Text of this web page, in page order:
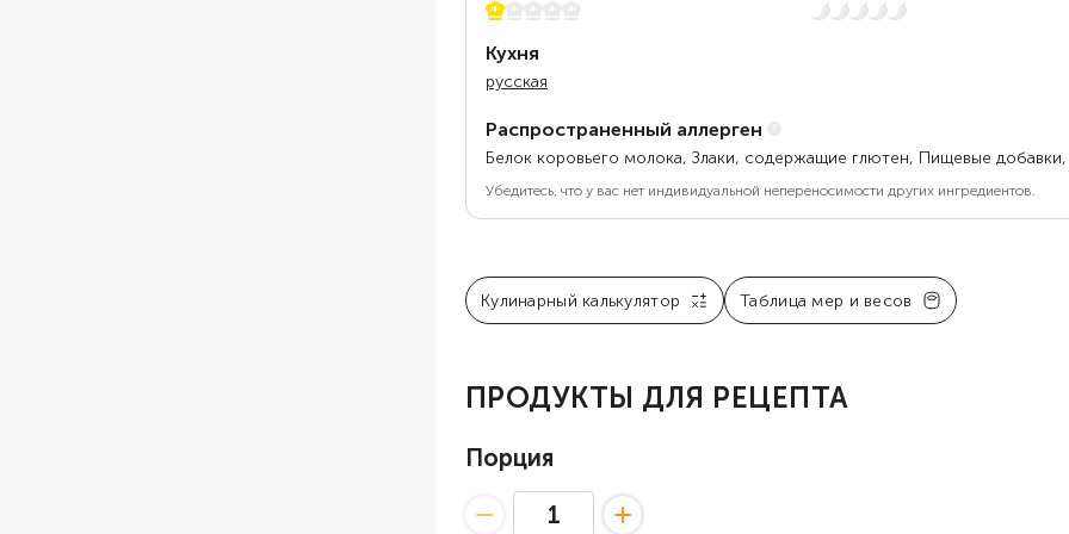
1 из 5
Нет остроты
Кухня
русская
Распространенный аллерген
Белок коровьего молока, Злаки, содержащие глютен, Пищевые
Убедитесь, что у вас нет индивидуальной непереносимости других ингредиентов.
Кулинарный калькулятор Таблица мер и весов
ПРОДУКТЫ ДЛЯ РЕЦЕПТА
Порция